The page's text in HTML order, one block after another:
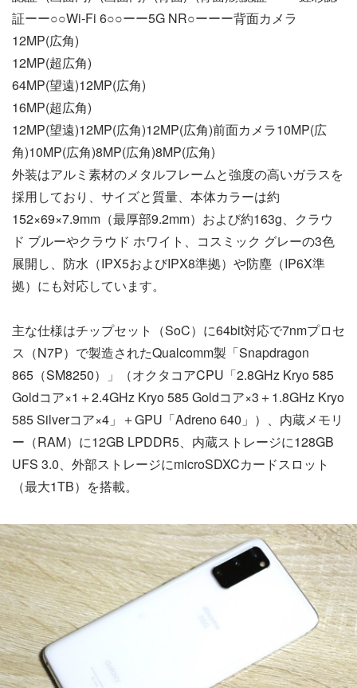
証ーー○○Wi-Fi 6○○ーー5G NR○ーーー背面カメラ
12MP(広角)
12MP(超広角)
64MP(望遠)12MP(広角)
16MP(超広角)
12MP(望遠)12MP(広角)12MP(広角)前面カメラ10MP(広
角)10MP(広角)8MP(広角)8MP(広角)
外装はアルミ素材のメタルフレームと強度の高いガラスを
採用しており、サイズと質量、本体カラーは約
152×69×7.9mm（最厚部9.2mm）および約163g、クラウ
ド ブルーやクラウド ホワイト、コスミック グレーの3色
展開し、防水（IPX5およびIPX8準拠）や防塵（IP6X準
拠）にも対応しています。
主な仕様はチップセット（SoC）に64bit対応で7nmプロセ
ス（N7P）で製造されたQualcomm製「Snapdragon
865（SM8250）」（オクタコアCPU「2.8GHz Kryo 585
Goldコア×1＋2.4GHz Kryo 585 Goldコア×3＋1.8GHz Kryo
585 Silverコア×4」＋GPU「Adreno 640」）、内蔵メモリ
ー（RAM）に12GB LPDDR5、内蔵ストレージに128GB
UFS 3.0、外部ストレージにmicroSDXCカードスロット
（最大1TB）を搭載。